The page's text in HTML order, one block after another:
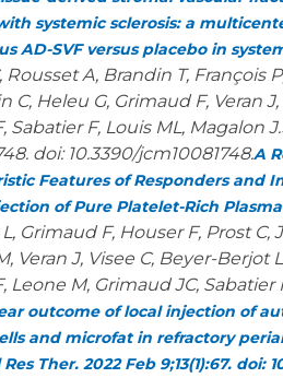
systemic sclerosis: a
AD-SVF versus placebo in
Rousset A, Brandin T, François
C, Heleu G, Grimaud F, Veran
Sabatier F, Louis ML, Magalon
doi: 10.3390/jcm10081748.A
Features of Responders and
of Pure Platelet-Rich
Grimaud F, Houser F, Prost C,
Veran J, Visee C, Beyer-Berjot
Leone M, Grimaud JC, Sabatier
outcome of local injection of
and microfat in refractory
Ther. 2022 Feb 9;13(1):67. doi: